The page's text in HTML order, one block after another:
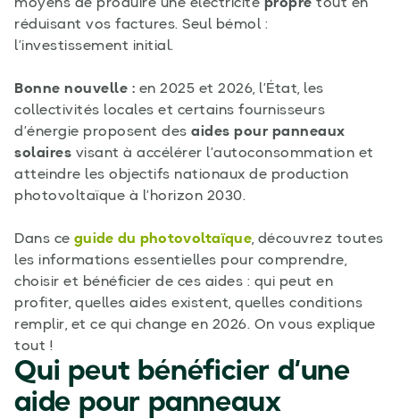
moyens de produire une électricité propre tout en
réduisant vos factures. Seul bémol :
l’investissement initial.
Bonne nouvelle : en 2025 et 2026, l’État, les
collectivités locales et certains fournisseurs
d’énergie proposent des aides pour panneaux
solaires visant à accélérer l’autoconsommation et
atteindre les objectifs nationaux de production
photovoltaïque à l’horizon 2030.
Dans ce guide du photovoltaïque, découvrez toutes
les informations essentielles pour comprendre,
choisir et bénéficier de ces aides : qui peut en
profiter, quelles aides existent, quelles conditions
remplir, et ce qui change en 2026. On vous explique
tout !
Qui peut bénéficier d’une
aide pour panneaux